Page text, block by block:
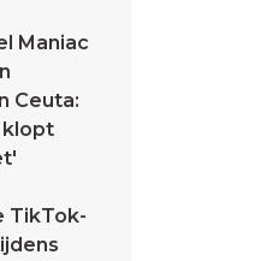
Maniac
Ceuta:
klopt
TikTok-